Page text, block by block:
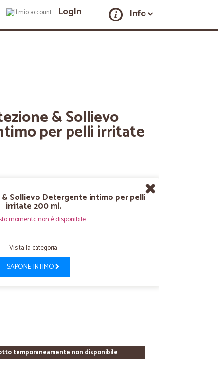
LogIn Info
& Sollievo
per pelli irritate
Sollievo Detergente intimo per pelli
irritate 200 ml.
momento non è disponibile
Visita la categoria
SAPONE-INTIMO
temporaneamente non disponibile